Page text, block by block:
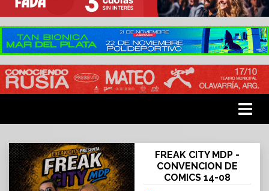
FREAK CITY MDP -
CONVENCION DE
COMICS 14-08